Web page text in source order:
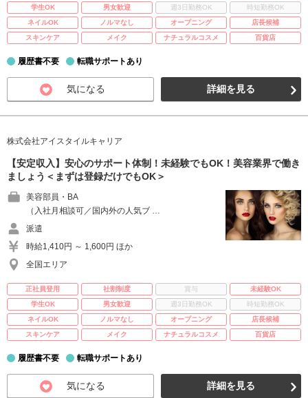
学生OK
男女歓迎 週3日勤務OK
時短勤務OK
ネイルOK
ノルマなし オープニング
店長候補
スキンケア
メイク ナチュラルコスメ 百貨店
履歴書不要 転職サポートあり
気になる 詳細を見る
株式会社アイスタイルキャリア
【安定収入】安心のサポート体制！未経験でもOK！美容業界で働き
ましょう＜まずは登録だけでもOK＞
美容部員・BA
（入社月相談可／国内外の人気ブ …
派遣
時給1,410円 ～ 1,600円 ほか
全国エリア
正社員登用 社割制度 賞与
未経験OK
学生OK
男女歓迎 週3日勤務OK
時短勤務OK
ネイルOK
ノルマなし オープニング
店長候補
スキンケア
メイク ナチュラルコスメ 百貨店
履歴書不要 転職サポートあり
気になる 詳細を見る